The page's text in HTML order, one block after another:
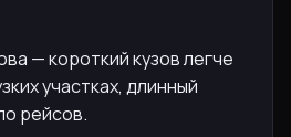
— короткий кузов легче
участках, длинный
рейсов.